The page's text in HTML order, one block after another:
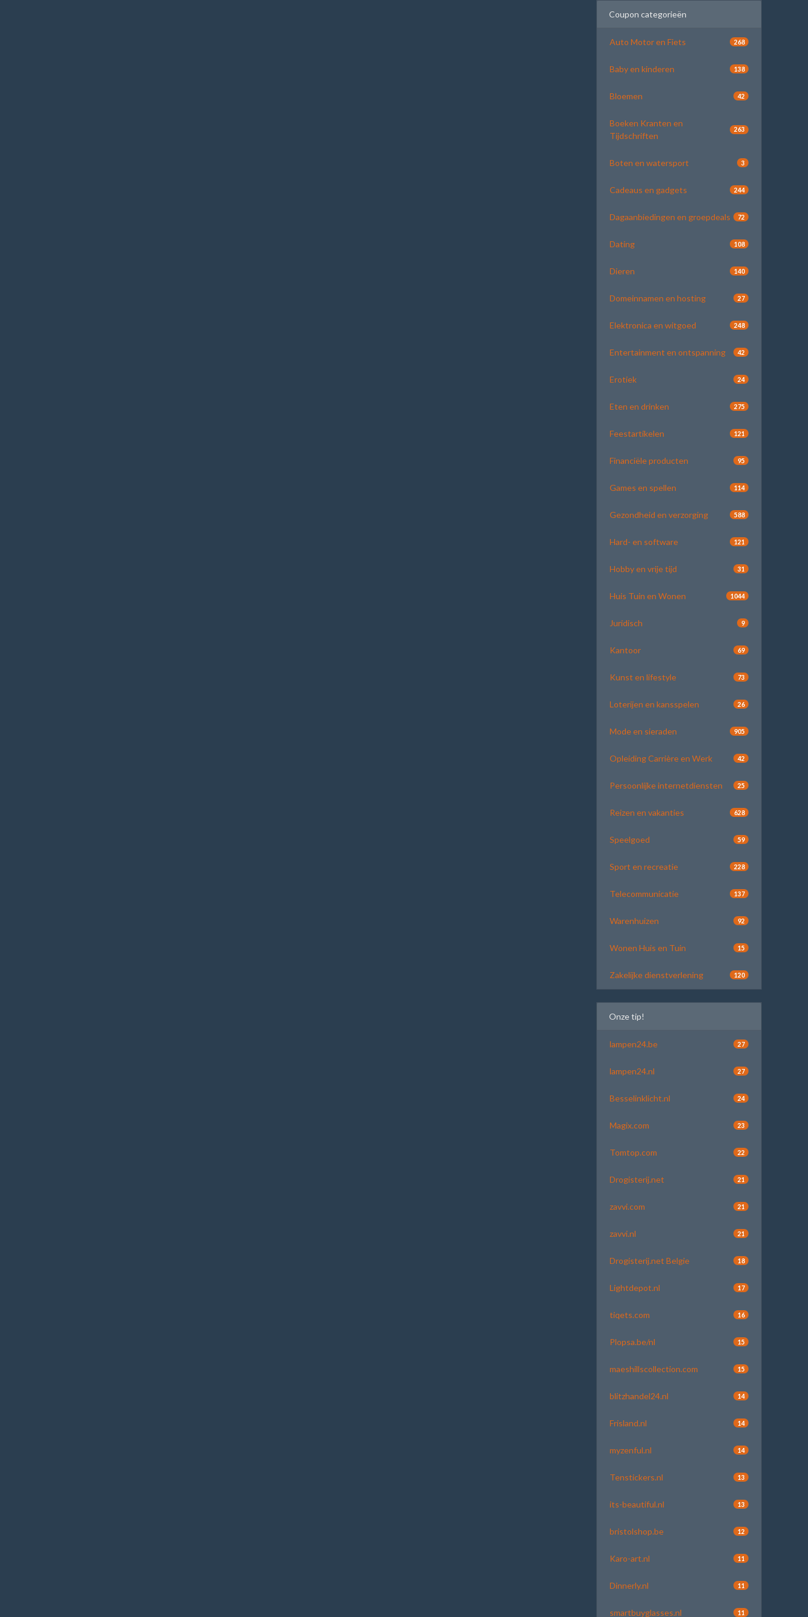
Coupon categorieën
Auto Motor en Fiets 268
Baby en kinderen 138
Bloemen 42
Boeken Kranten en
Tijdschriften
263
Boten en watersport 3
Cadeaus en gadgets 244
Dagaanbiedingen en groepdeals 72
Dating 108
Dieren 140
Domeinnamen en hosting 27
Elektronica en witgoed 248
Entertainment en ontspanning 42
Erotiek 24
Eten en drinken 275
Feestartikelen 121
Financiële producten 95
Games en spellen 114
Gezondheid en verzorging 588
Hard- en software 121
Hobby en vrije tijd 31
Huis Tuin en Wonen 1044
Juridisch 9
Kantoor 69
Kunst en lifestyle 73
Loterijen en kansspelen 26
Mode en sieraden 905
Opleiding Carrière en Werk 42
Persoonlijke internetdiensten 25
Reizen en vakanties 628
Speelgoed 59
Sport en recreatie 228
Telecommunicatie 137
Warenhuizen 92
Wonen Huis en Tuin 15
Zakelijke dienstverlening 120
Onze tip!
lampen24.be 27
lampen24.nl 27
Besselinklicht.nl 24
Magix.com 23
Tomtop.com 22
Drogisterij.net 21
zavvi.com 21
zavvi.nl 21
Drogisterij.net Belgie 18
Lightdepot.nl 17
tiqets.com 16
Plopsa.be/nl 15
maeshillscollection.com 15
blitzhandel24.nl 14
Frisland.nl 14
myzenful.nl 14
Tenstickers.nl 13
its-beautiful.nl 13
bristolshop.be 12
Karo-art.nl 11
Dinnerly.nl 11
smartbuyglasses.nl 11